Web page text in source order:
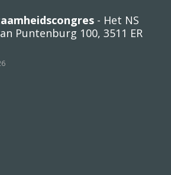
- Het NS
Puntenburg 100, 3511 ER